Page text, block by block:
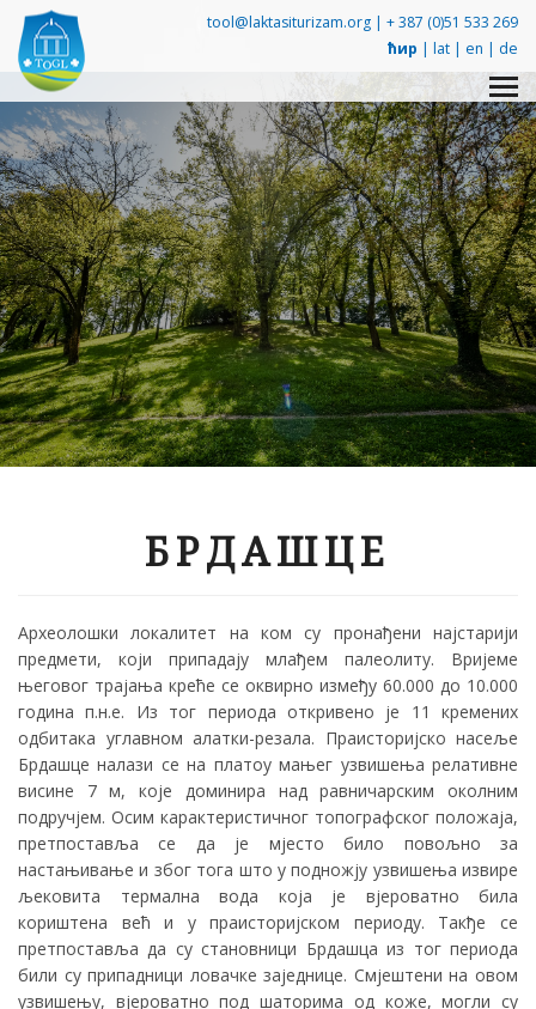
tool@laktasiturizam.org | + 387 (0)51 533 269
ћир | lat | en | de
БРДАШЦЕ
Археолошки локалитет на ком су пронађени најстарији
предмети, који припадају млађем палеолиту. Вријеме
његовог трајања креће се оквирно између 60.000 до 10.000
година п.н.е. Из тог периода откривено је 11 кремених
одбитака углавном алатки-резала. Праисторијско насеље
Брдашце налази се на платоу мањег узвишења релативне
висине 7 м, које доминира над равничарским околним
подручјем. Осим карактеристичног топографског положаја,
претпоставља се да је мјесто било повољно за
настањивање и због тога што у подножју узвишења извире
љековита термална вода која је вјероватно била
кориштена већ и у праисторијском периоду. Такђе се
претпоставља да су становници Брдашца из тог периода
били су припадници ловачке заједнице. Смјештени на овом
узвишењу, вјероватно под шаторима од коже, могли су